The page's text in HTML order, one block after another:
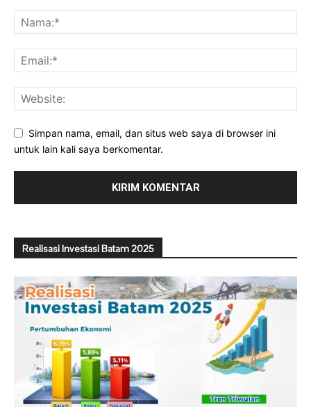
Simpan nama, email, dan situs web saya di browser ini
untuk lain kali saya berkomentar.
Realisasi Investasi Batam 2025